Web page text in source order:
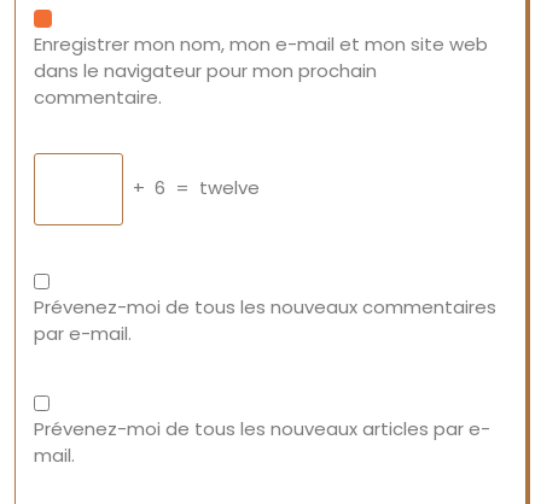
Enregistrer mon nom, mon e-mail et mon site web
dans le navigateur pour mon prochain
commentaire.
+ 6 = twelve
Prévenez-moi de tous les nouveaux commentaires
par e-mail.
Prévenez-moi de tous les nouveaux articles par e-
mail.